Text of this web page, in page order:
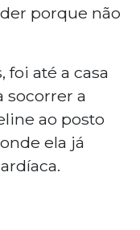
porque não
foi até a casa
socorrer a
ao posto
ela já